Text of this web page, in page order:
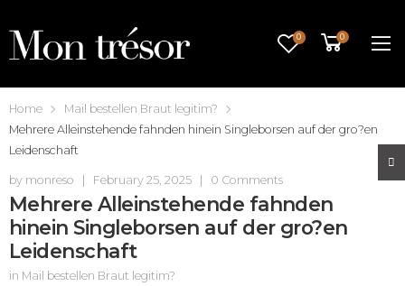
0 0
Home
Mail bestellen Braut legitim?
Mehrere Alleinstehende fahnden hinein Singleborsen auf der gro?en
Leidenschaft
by monreso | February 25, 2025 | 0 Comments
Mehrere Alleinstehende fahnden
hinein Singleborsen auf der gro?en
Leidenschaft
in Mail bestellen Braut legitim?